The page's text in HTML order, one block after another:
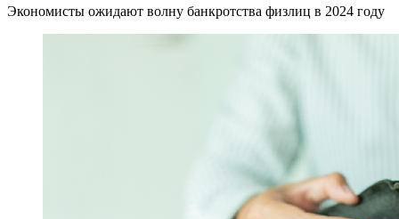
Экономисты ожидают волну банкротства физлиц в 2024 году